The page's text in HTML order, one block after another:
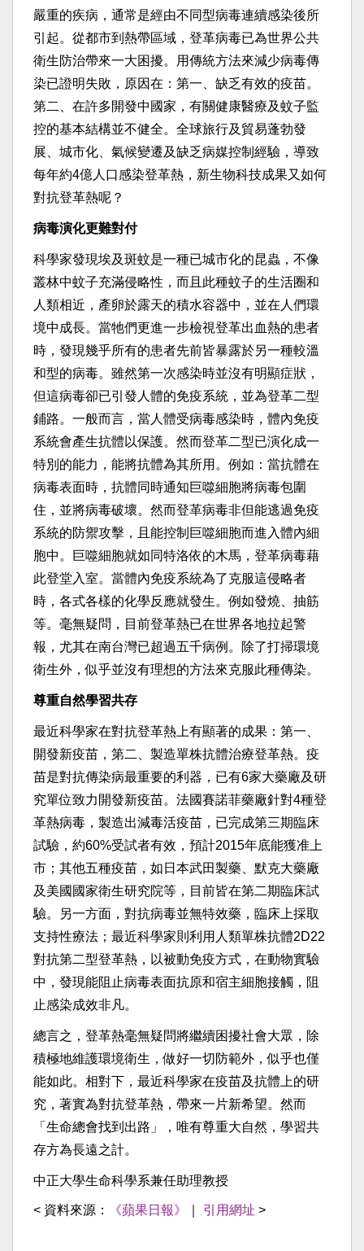
嚴重的疾病，通常是經由不同型病毒連續感染後所
引起。從都市到熱帶區域，登革病毒已為世界公共
衛生防治帶來一大困擾。用傳統方法來減少病毒傳
染已證明失敗，原因在：第一、缺乏有效的疫苗。
第二、在許多開發中國家，有關健康醫療及蚊子監
控的基本結構並不健全。全球旅行及貿易蓬勃發
展、城市化、氣候變遷及缺乏病媒控制經驗，導致
每年約4億人口感染登革熱，新生物科技成果又如何
對抗登革熱呢？
病毒演化更難對付
科學家發現埃及斑蚊是一種已城市化的昆蟲，不像
叢林中蚊子充滿侵略性，而且此種蚊子的生活圈和
人類相近，產卵於露天的積水容器中，並在人們環
境中成長。當牠們更進一步檢視登革出血熱的患者
時，發現幾乎所有的患者先前皆暴露於另一種較溫
和型的病毒。雖然第一次感染時並沒有明顯症狀，
但這病毒卻已引發人體的免疫系統，並為登革二型
鋪路。一般而言，當人體受病毒感染時，體內免疫
系統會產生抗體以保護。然而登革二型已演化成一
特別的能力，能將抗體為其所用。例如：當抗體在
病毒表面時，抗體同時通知巨噬細胞將病毒包圍
住，並將病毒破壞。然而登革病毒非但能逃過免疫
系統的防禦攻擊，且能控制巨噬細胞而進入體內細
胞中。巨噬細胞就如同特洛依的木馬，登革病毒藉
此登堂入室。當體內免疫系統為了克服這侵略者
時，各式各樣的化學反應就發生。例如發燒、抽筋
等。毫無疑問，目前登革熱已在世界各地拉起警
報，尤其在南台灣已超過五千病例。除了打掃環境
衛生外，似乎並沒有理想的方法來克服此種傳染。
尊重自然學習共存
最近科學家在對抗登革熱上有顯著的成果：第一、
開發新疫苗，第二、製造單株抗體治療登革熱。疫
苗是對抗傳染病最重要的利器，已有6家大藥廠及研
究單位致力開發新疫苗。法國賽諾菲藥廠針對4種登
革熱病毒，製造出減毒活疫苗，已完成第三期臨床
試驗，約60%受試者有效，預計2015年底能獲准上
市；其他五種疫苗，如日本武田製藥、默克大藥廠
及美國國家衛生研究院等，目前皆在第二期臨床試
驗。另一方面，對抗病毒並無特效藥，臨床上採取
支持性療法；最近科學家則利用人類單株抗體2D22
對抗第二型登革熱，以被動免疫方式，在動物實驗
中，發現能阻止病毒表面抗原和宿主細胞接觸，阻
止感染成效非凡。
總言之，登革熱毫無疑問將繼續困擾社會大眾，除
積極地維護環境衛生，做好一切防範外，似乎也僅
能如此。相對下，最近科學家在疫苗及抗體上的研
究，著實為對抗登革熱，帶來一片新希望。然而
「生命總會找到出路」，唯有尊重大自然，學習共
存方為長遠之計。
中正大學生命科學系兼任助理教授
< 資料來源： 《蘋果日報》 引用網址 >